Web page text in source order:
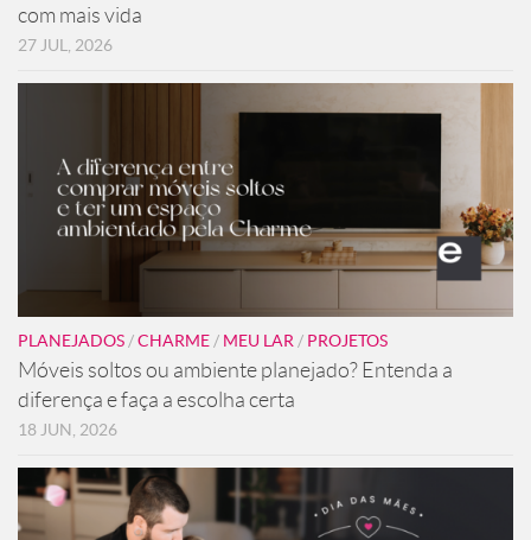
com mais vida
27 JUL, 2026
PLANEJADOS /CHARME / MEU LAR / PROJETOS
Móveis soltos ou ambiente planejado? Entenda a
diferença e faça a escolha certa
18 JUN, 2026